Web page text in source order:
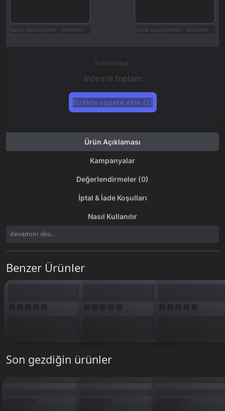
Seçili siparişlerde - İndirimli! Seçili siparişlerde - İndirimli!
İndirim tutarı
İndirimli toplam
Birlikte sepete ekle (2)
Ürün Açıklaması
Kampanyalar
Değerlendirmeler (0)
İptal & İade Koşulları
Nasıl Kullanılır
devamını oku...
Benzer Ürünler
Son gezdiğin ürünler